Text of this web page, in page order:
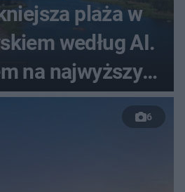
plaża w
według AI.
na najwyższy
6